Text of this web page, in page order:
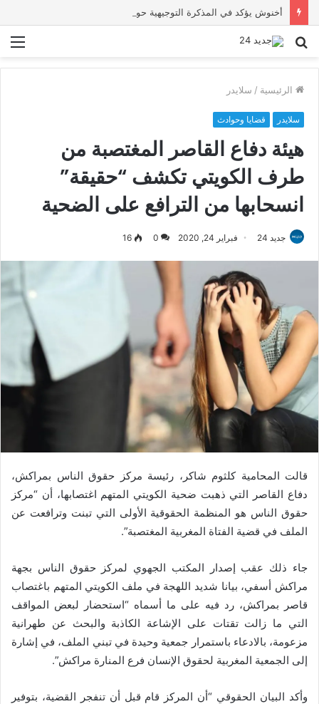
بحث
الرئيسية / سلايدر
سلايدر قضايا وحوادث
هيئة دفاع القاصر المغتصبة من
طرف الكويتي تكشف “حقيقة”
انسحابها من الترافع على الضحية
جديد 24 فبراير 24, 2020 0
16
قالت المحامية كلثوم شاكر، رئيسة مركز حقوق الناس بمراكش،
دفاع القاصر التي ذهبت ضحية الكويتي المتهم اغتصابها، أن “مركز
حقوق الناس هو المنظمة الحقوقية الأولى التي تبنت وترافعت عن
الملف في قضية الفتاة المغربية المغتصبة”.
جاء ذلك عقب إصدار المكتب الجهوي لمركز حقوق الناس بجهة
مراكش أسفي، بيانا شديد اللهجة في ملف الكويتي المتهم باغتصاب
قاصر بمراكش، رد فيه على ما أسماه “استحضار لبعض المواقف
التي ما زالت تقتات على الإشاعة الكاذبة والبحث عن طهرانية
مزعومة، بالادعاء باستمرار جمعية وحيدة في تبني الملف، في إشارة
إلى الجمعية المغربية لحقوق الإنسان فرع المنارة مراكش”.
وأكد البيان الحقوقي “أن المركز قام قبل أن تنفجر القضية، بتوفير